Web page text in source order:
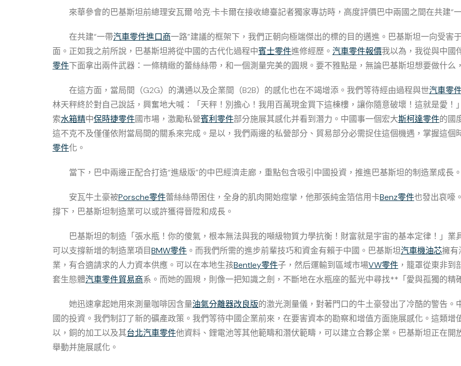
來華參會的巴基斯坦前總理安瓦爾·哈克·卡卡爾在接收總臺記者獨家專訪時，高度評價巴中兩國之間在共建“
在共建“一帶汽車零件進口商一路”建議的框架下，我們正朝向極端傑出的標的目的邁進。巴基斯坦一向受害
面。正如我之前所說，巴基斯坦將從中國的古代化過程中賓士零件進修經歷。 汽車零件報價我以為，我從與中國
零件下面拿出兩件武器：一條精緻的蕾絲絲帶，和一個測量完美的圓規。要不雅點是，無論巴基斯坦想要做什
在這方面，當局間（G2G）的溝通以及企業間（B2B）的感化也在不竭增添。我們等待經由過程與世汽車零
林天秤終於對自己說話，興奮地大喊：「天秤！別擔心！我用百萬現金買下這棟樓，讓你隨意破壞！這就是愛
索水箱精中保時捷零件國市場，激勵私營賓利零件部分施展其感化并看到潛力。中國事一個宏大斯柯達零件的國
這不克不及僅僅依附當局間的關系來完成。是以，我們兩邊的私營部分、貿易部分必需捉住這個機遇，掌握這
零件化。
當下，巴中兩邊正配合打造“進級版”的中巴經濟走廊，重點包含吸引中國投資，推進巴基斯坦的制造業成長
安瓦牛土豪被Porsche零件蕾絲絲帶困住，全身的肌肉開始痙攣，他那張純金箔信用卡Benz零件也發出哀嚎
撐下，巴基斯坦制造業可以或許獲得晉陞和成長。
巴基斯坦的制造「張水瓶！你的傻氣，根本無法與我的噸級物質力學抗衡！財富就是宇宙的基本定律！」
可以支撐新增的制造業項目BMW零件 。而我們所需的進步前輩技巧和資金有賴于中國。巴基斯坦汽車機油芯擁有
業，有合適請求的人力資本供應。可以在本地生孩Bentley零件子，然后運輸到區域市場VW零件 ，籠罩從東非
套生態體汽車零件貿易商系。而她的圓規，則像一把知識之劍，不斷地在水瓶座的藍光中尋找**「愛與孤獨的精
她迅速拿起她用來測量咖啡因含量油氣分離器改良版的激光測量儀，對著門口的牛土豪發出了冷酷的警告
國的投資。我們制訂了新的礦產政策。我們等待中國企業前來，在要害資本的勘察和增值方面施展感化。這類增
以，銅的加工以及其台北汽車零件他資料、鋰電池等其他範疇和潛伏範疇，可以建立合夥企業。巴基斯坦正在
舉動并施展感化。